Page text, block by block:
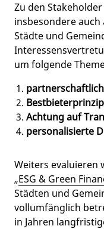
Zu den
insbesondere
Städte und
um folgende
Achtung auf
personalisierte
Weiters evaluieren
„ESG & Green
Städten und
vollumfänglich
in Jahren